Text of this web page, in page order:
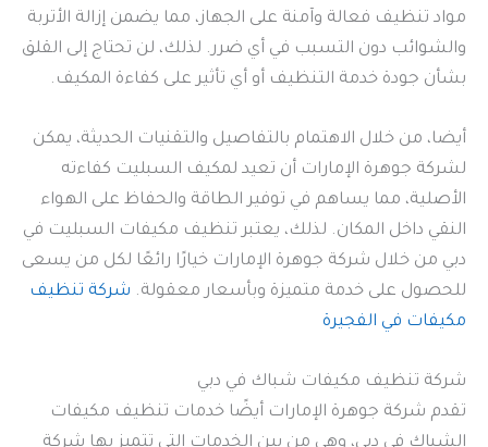
مواد تنظيف فعالة وآمنة على الجهاز، مما يضمن إزالة الأتربة
والشوائب دون التسبب في أي ضرر. لذلك، لن تحتاج إلى القلق
بشأن جودة خدمة التنظيف أو أي تأثير على كفاءة المكيف.
أيضا، من خلال الاهتمام بالتفاصيل والتقنيات الحديثة، يمكن
لشركة جوهرة الإمارات أن تعيد لمكيف السبليت كفاءته
الأصلية، مما يساهم في توفير الطاقة والحفاظ على الهواء
النقي داخل المكان. لذلك، يعتبر تنظيف مكيفات السبليت في
دبي من خلال شركة جوهرة الإمارات خيارًا رائعًا لكل من يسعى
للحصول على خدمة متميزة وبأسعار معقولة. شركة تنظيف
مكيفات في الفجيرة
شركة تنظيف مكيفات شباك في دبي
تقدم شركة جوهرة الإمارات أيضًا خدمات تنظيف مكيفات